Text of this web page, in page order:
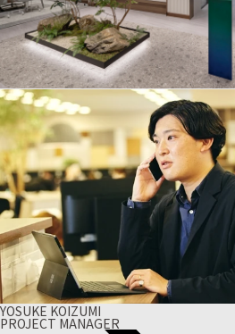
YOSUKE KOIZUMI
PROJECT MANAGER